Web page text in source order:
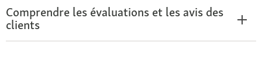
Comprendre les évaluations et les avis des
clients